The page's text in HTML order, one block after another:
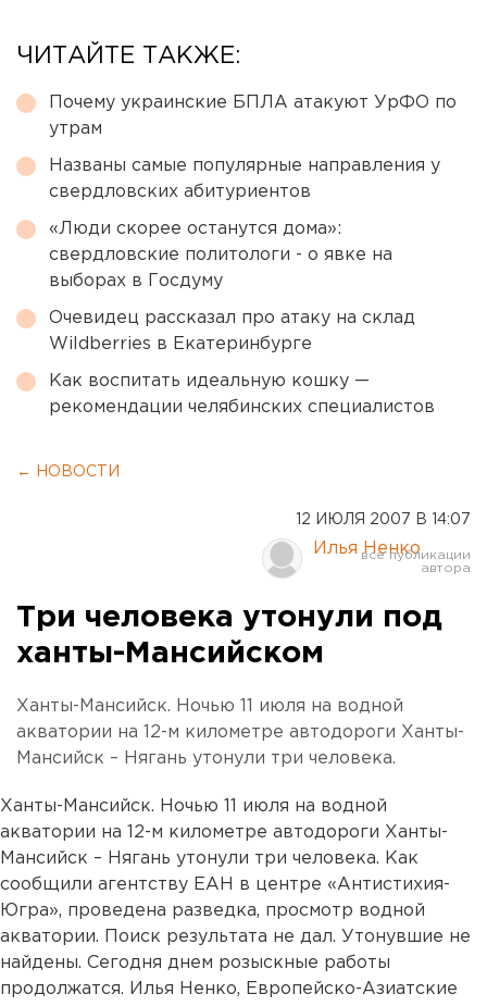
ЧИТАЙТЕ ТАКЖЕ:
Почему украинские БПЛА атакуют УрФО по
утрам
Названы самые популярные направления у
свердловских абитуриентов
«Люди скорее останутся дома»:
свердловские политологи - о явке на
выборах в Госдуму
Очевидец рассказал про атаку на склад
Wildberries в Екатеринбурге
Как воспитать идеальную кошку —
рекомендации челябинских специалистов
← НОВОСТИ
12 ИЮЛЯ 2007 В 14:07
Илья Ненко
Три человека утонули под
ханты-Мансийском
Ханты-Мансийск. Ночью 11 июля на водной
акватории на 12-м километре автодороги Ханты-
Мансийск – Нягань утонули три человека.
Ханты-Мансийск. Ночью 11 июля на водной
акватории на 12-м километре автодороги Ханты-
Мансийск – Нягань утонули три человека. Как
сообщили агентству ЕАН в центре «Антистихия-
Югра», проведена разведка, просмотр водной
акватории. Поиск результата не дал. Утонувшие не
найдены. Сегодня днем розыскные работы
продолжатся. Илья Ненко, Европейско-Азиатские